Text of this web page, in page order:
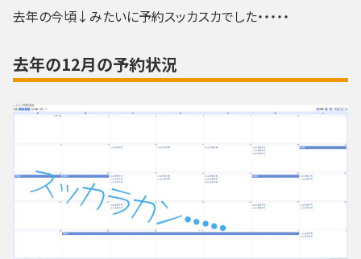
去年の今頃↓みたいに予約スッカスカでした・・・・・
去年の12月の予約状況